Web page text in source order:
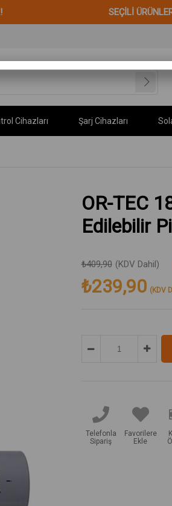
YAKALA! SEÇİLİ ÜRÜNLERDE
Cihazları Şarj Cihazları
OR-TEC
Edilebilir
₺409,90 (KDV Dahil)
₺239,90 (KDV
Telefonla
Sipariş
Favorilere
Ekle